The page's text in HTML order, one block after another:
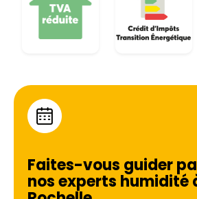
Faites-vous guider
nos experts humidité